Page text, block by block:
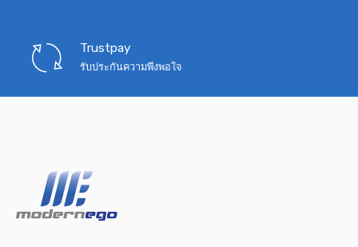
Trustpay
รับประกันความพึงพอใจ